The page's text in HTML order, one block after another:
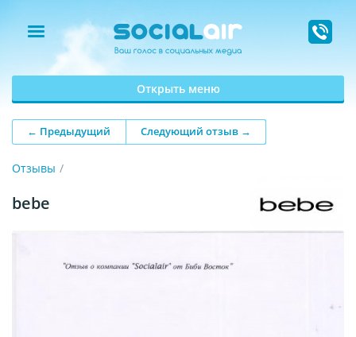
Открыть меню
← Предыдущий Следующий отзыв →
Отзывы
bebe